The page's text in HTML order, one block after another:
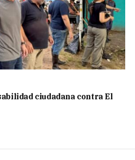
ciudadana contra El